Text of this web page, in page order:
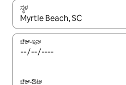
ಸ್ಥಳ
ಫಲಿತಾಂಶಗಳು ಲಭ್ಯವಿರುವಾಗ, ಅಪ್
ಚೆಕ್-ಇನ್
ಚೆಕ್-ಔಟ್